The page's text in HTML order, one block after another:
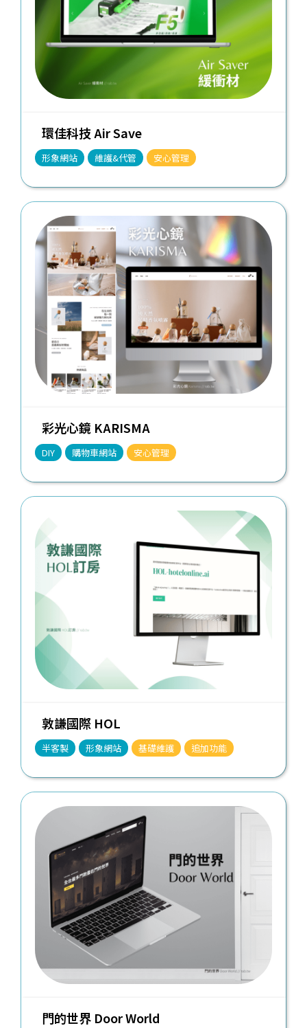
環佳科技 Air Save
形象網站 維護&代管 安心管理
彩光心鏡 KARISMA
DIY 購物車網站 安心管理
敦謙國際 HOL
半客製 形象網站 基礎維護 追加功能
門的世界 Door World